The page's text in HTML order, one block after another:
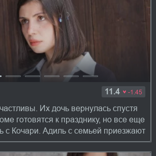
11.4 -1.45
Их дочь вернулась спустя
готовятся к празднику, но все еще
с Кочари. Адиль с семьей приезжают
вс...